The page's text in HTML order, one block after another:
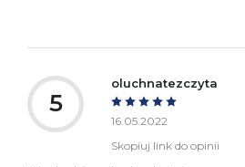
5
oluchnatezczyta
16.05.2022
Skopiuj link do opinii